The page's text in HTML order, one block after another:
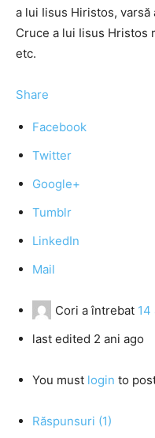
a lui Iisus Hiristos,
Cruce a lui Iisus Hristos
etc.
Share
Facebook
Twitter
Google+
Tumblr
LinkedIn
Mail
Cori a întrebat 14
last edited 2 ani ago
You must login to
Răspunsuri (1)